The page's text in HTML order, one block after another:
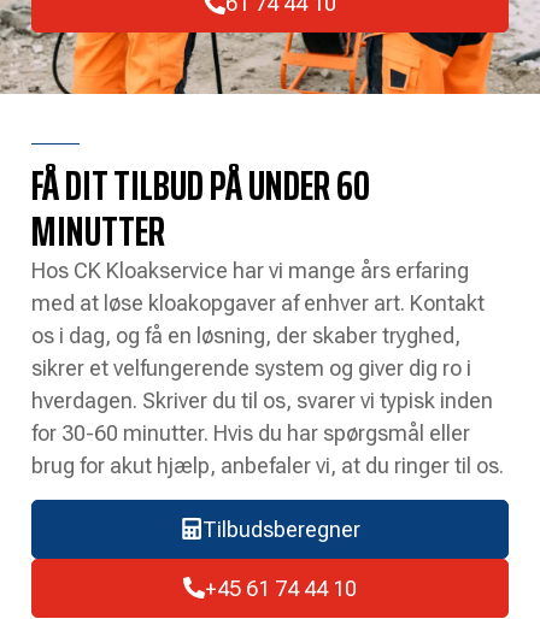
FÅ DIT TILBUD PÅ UNDER 60
MINUTTER
Hos CK Kloakservice har vi mange års erfaring
med at løse kloakopgaver af enhver art. Kontakt
os i dag, og få en løsning, der skaber tryghed,
sikrer et velfungerende system og giver dig ro i
hverdagen. Skriver du til os, svarer vi typisk inden
for 30-60 minutter. Hvis du har spørgsmål eller
brug for akut hjælp, anbefaler vi, at du ringer til os.
Tilbudsberegner
+45 61 74 44 10